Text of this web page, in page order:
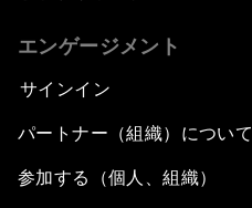
エンゲージメント
サインイン
パートナー（組織）について
参加する（個人、組織）